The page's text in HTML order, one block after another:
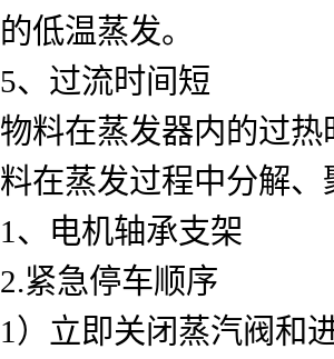
的低温蒸发。
5、过流时间短
物料在蒸发器内的过
料在蒸发过程中分解
1、电机轴承支架
2.紧急停车顺序
1）立即关闭蒸汽阀和